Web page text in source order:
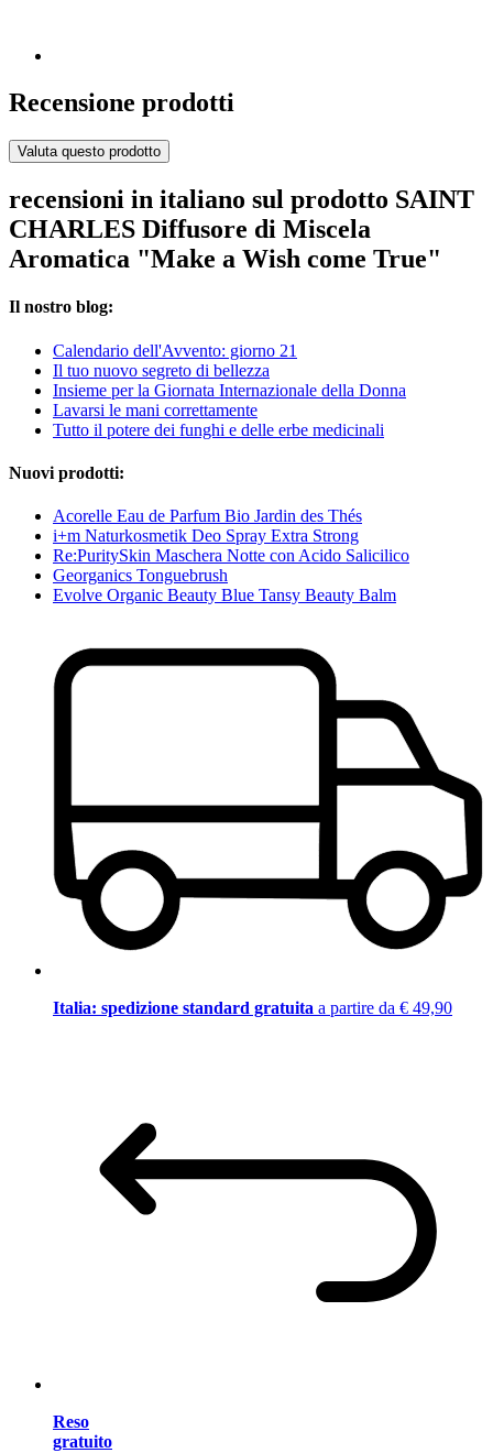
Recensione prodotti
Valuta questo prodotto
recensioni in italiano sul prodotto SAINT
CHARLES Diffusore di Miscela
Aromatica "Make a Wish come True"
Il nostro blog:
Calendario dell'Avvento: giorno 21
Il tuo nuovo segreto di bellezza
Insieme per la Giornata Internazionale della Donna
Lavarsi le mani correttamente
Tutto il potere dei funghi e delle erbe medicinali
Nuovi prodotti:
Acorelle Eau de Parfum Bio Jardin des Thés
i+m Naturkosmetik Deo Spray Extra Strong
Re:PuritySkin Maschera Notte con Acido Salicilico
Georganics Tonguebrush
Evolve Organic Beauty Blue Tansy Beauty Balm
Italia: spedizione standard gratuita a partire da € 49,90
Reso
gratuito